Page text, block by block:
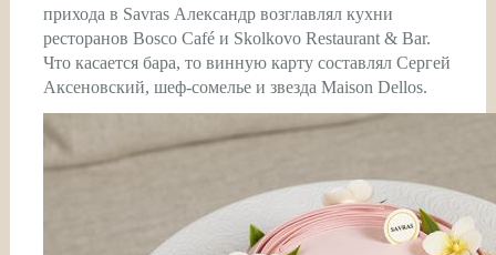
прихода в Savras Александр возглавлял кухни
ресторанов Bosco Café и Skolkovo Restaurant & Bar.
Что касается бара, то винную карту составлял Сергей
Аксеновский, шеф-сомелье и звезда Maison Dellos.